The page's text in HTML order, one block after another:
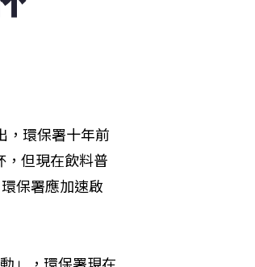
，環保署十年前
，但現在飲料普
保署應加速啟